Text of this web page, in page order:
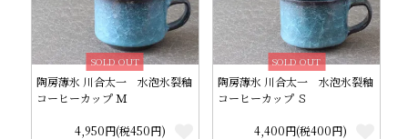
SOLD OUT
陶房薄氷 川合太一 水泡氷裂釉
コーヒーカップ Ｍ
4,950円(税450円)
SOLD OUT
陶房薄氷 川合太一 水泡氷裂釉
コーヒーカップ Ｓ
4,400円(税400円)